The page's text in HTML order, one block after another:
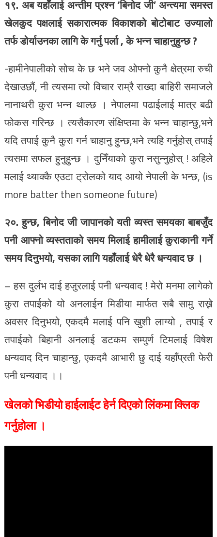
१९. अब यहाँलाई अन्तीम प्रश्न ‘बिनोद जी’ अन्त्यमा समस्त
खेलकुद पक्षलाई सकारात्मक विकाशको बोटोबाट उज्यालो
तर्फ डोर्याउनका लागि के गर्नु पर्ला , के भन्न चाहानुहुन्छ ?
-हामीनेपालीको सोच के छ भने जव ओफ्नो कुनै क्षेत्रमा रुची
देखाउछौं, नी त्यसमा त्यो विचार राम्रै राख्दा बाहिरी समाजले
नानाथरी कुरा भन्न थाल्छ । नेपालमा पढाईलाई मात्र बढी
फोकस गरिन्छ । त्यसैकारण संक्षिप्तमा के भन्न चाहान्छु,भने
यदि तपाई कुनै कुरा गर्न चाहानु हुन्छ,भने त्यहि गर्नुहोस् तपाई
त्यसमा सफल हुनुहुन्छ । दुनिँयाको कुरा नसुन्नुहोस् ! अहिले
मलाई थ्याक्कै एउटा ट्रोलको याद आयो नेपाली के भन्छ, (is
more batter then someone future)
२०. हुन्छ, बिनोद जी जापानको यती व्यस्त समयका बाबजुँद
पनी आफ्नो व्यस्तताको समय मिलाई हामीलाई कुराकानी गर्ने
समय दिनुभयो, यसका लागि यहाँलाई धेरै धेरै धन्यवाद छ ।
– हस दुर्लभ दाई हजुरलाई पनी धन्यवाद ! मेरो मनमा लागेको
कुरा तपाईको यो अनलाईन मिडीया मार्फत सबै सामु राख्ने
अवसर दिनुभयो, एकदमै मलाई पनि खुशी लाग्यो , तपाई र
तपाईको बिहानी अनलाई डटकम सम्पुर्ण टिमलाई विषेश
धन्यवाद दिन चाहान्छु, एकदमै आभारी छु दाई यहाँप्रती फेरी
पनी धन्यवाद ।।
खेलको भिडीयो हाईलाईट हेर्न दिएको लिंकमा क्लिक
गर्नुहोला ।